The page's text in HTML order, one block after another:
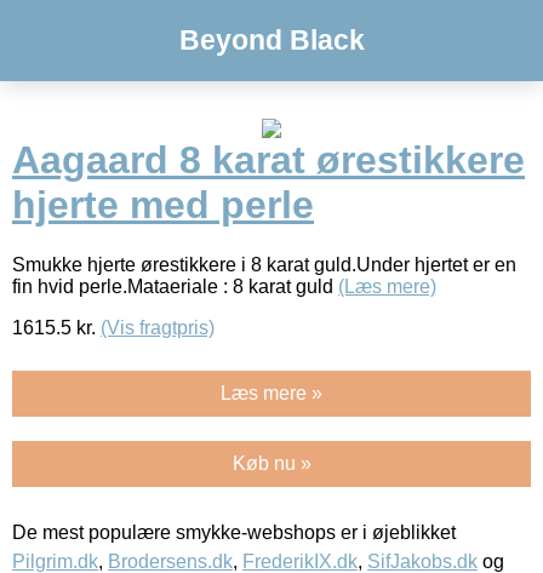
Beyond Black
Aagaard 8 karat ørestikkere
hjerte med perle
Smukke hjerte ørestikkere i 8 karat guld.Under hjertet er en
fin hvid perle.Mataeriale : 8 karat guld (Læs mere)
1615.5 kr. (Vis fragtpris)
Læs mere »
Køb nu »
De mest populære smykke-webshops er i øjeblikket
Pilgrim.dk, Brodersens.dk, FrederikIX.dk, SifJakobs.dk og